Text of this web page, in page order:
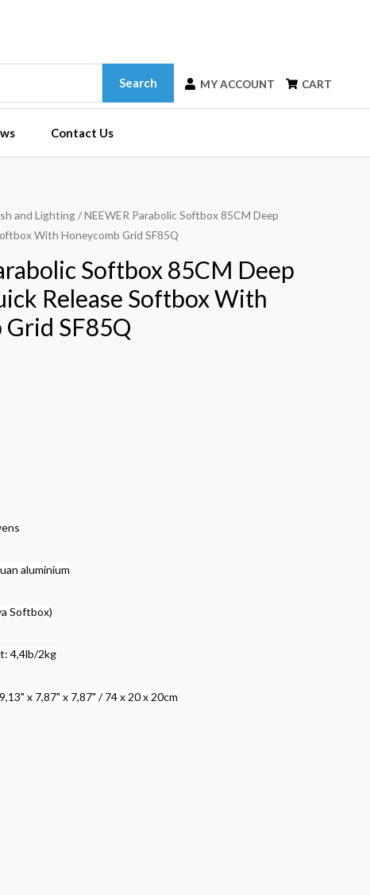
Search MY ACCOUNT CART
Contact Us
and Lighting/ NEEWER Parabolic Softbox 85CM Deep
With Honeycomb Grid SF85Q
Softbox 85CM Deep
Release Softbox With
SF85Q
aluminium
Softbox)
4,4lb/2kg
x 7,87" x 7,87" / 74 x 20 x 20cm